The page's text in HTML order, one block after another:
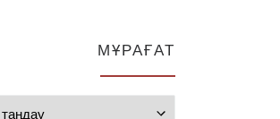
МҰРАҒАТ